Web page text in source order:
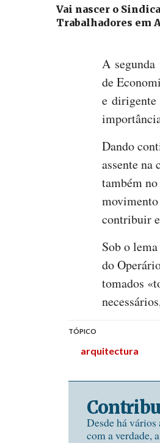
Vai nascer o
Trabalhadores em
A segunda
de
e dirigente
Dando
assente
também
contribuir
Sob o
do
tomados
TÓPICO
arquitectura
Desde há
com a verdade,